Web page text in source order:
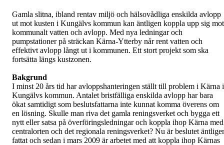
Gamla slitna, ibland rentav miljö och hälsovådliga enskilda avlopp
ut mot kusten i Kungälvs kommun kan äntligen koppla upp sig mot
kommunalt vatten och avlopp. Med nya ledningar och
pumpstationer på sträckan Kärna-Ytterby når rent vatten och
effektivt avlopp långt ut i kommunen. Ett stort projekt som ska
fortsätta längs kustzonen.
Bakgrund
I minst 20 års tid har avloppshanteringen ställt till problem i Kärna i
Kungälvs kommun. Antalet bristfälliga enskilda avlopp har bara
ökat samtidigt som beslutsfattarna inte kunnat komma överens om
en lösning. Skulle man riva det gamla reningsverket och bygga ett
nytt eller satsa på överföringsledningar och koppla ihop Kärna med
centralorten och det regionala reningsverket? Nu är beslutet
fattat och sedan i mars 2009 är arbetet med att koppla ihop Kärnas